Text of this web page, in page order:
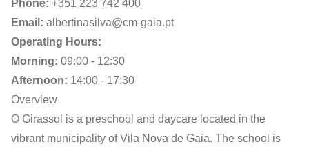
Phone: +351 223 742 400
Email: albertinasilva@cm-gaia.pt
Operating Hours:
Morning: 09:00 - 12:30
Afternoon: 14:00 - 17:30
Overview
O Girassol is a preschool and daycare located in the
vibrant municipality of Vila Nova de Gaia. The school is